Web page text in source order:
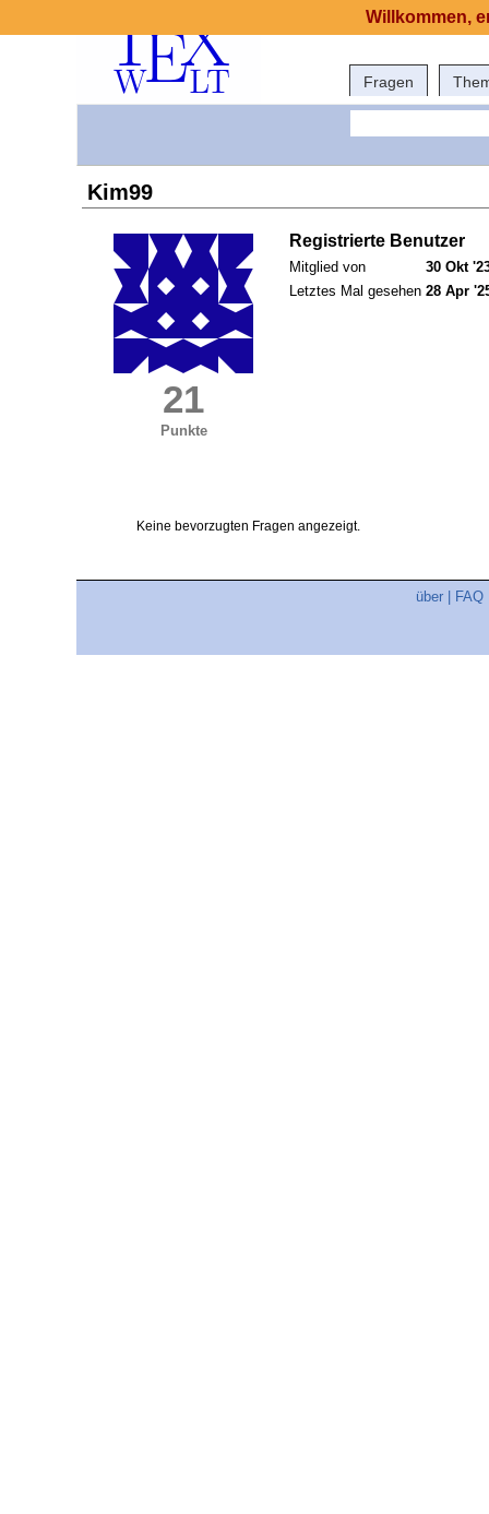
Fragen
Kim99
21
Punkte
Registrierte Benutzer
Mitglied von
30 Okt
Letztes Mal gesehen 28 Apr
Keine bevorzugten Fragen angezeigt.
über FAQ
Willkommen,